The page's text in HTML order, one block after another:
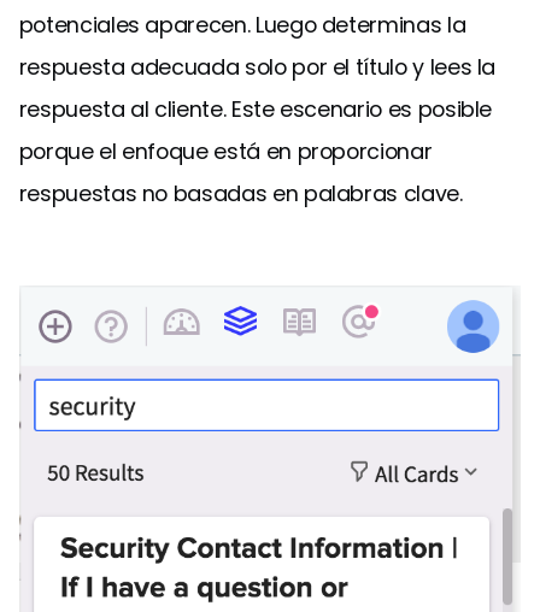
potenciales aparecen. Luego determinas la
respuesta adecuada solo por el título y lees la
respuesta al cliente. Este escenario es posible
porque el enfoque está en proporcionar
respuestas no basadas en palabras clave.